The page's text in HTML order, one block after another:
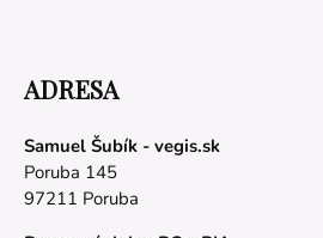
ADRESA
Samuel Šubík - vegis.sk
Poruba 145
97211 Poruba